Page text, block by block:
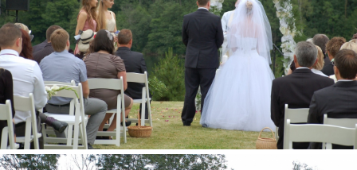
Tik 15 min. kelio nuo sostinės - ir laikas sustoja
Lietuviška pirtis Karvio dvare
Įvairios
Mūsų šventės